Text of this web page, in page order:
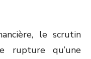
le scrutin
rupture qu’une